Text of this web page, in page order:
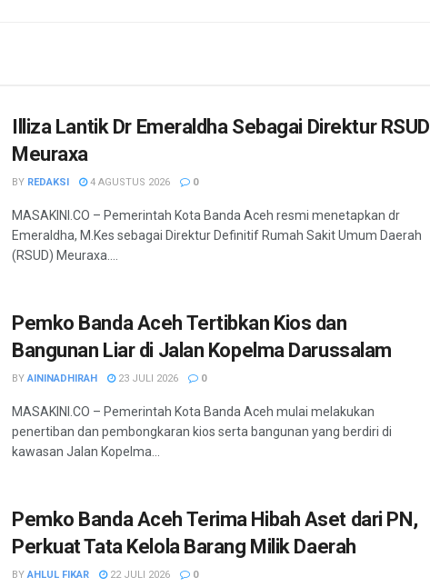
Illiza Lantik Dr Emeraldha Sebagai Direktur RSUD
Meuraxa
BY REDAKSI 4 AGUSTUS 2026 0
MASAKINI.CO – Pemerintah Kota Banda Aceh resmi menetapkan dr
Emeraldha, M.Kes sebagai Direktur Definitif Rumah Sakit Umum Daerah
(RSUD) Meuraxa....
Pemko Banda Aceh Tertibkan Kios dan
Bangunan Liar di Jalan Kopelma Darussalam
BY AININADHIRAH 23 JULI 2026 0
MASAKINI.CO – Pemerintah Kota Banda Aceh mulai melakukan
penertiban dan pembongkaran kios serta bangunan yang berdiri di
kawasan Jalan Kopelma...
Pemko Banda Aceh Terima Hibah Aset dari PN,
Perkuat Tata Kelola Barang Milik Daerah
BY AHLUL FIKAR 22 JULI 2026 0